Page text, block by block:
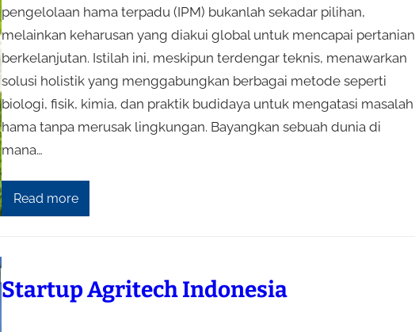
pengelolaan hama terpadu (IPM) bukanlah sekadar pilihan,
melainkan keharusan yang diakui global untuk mencapai pertanian
berkelanjutan. Istilah ini, meskipun terdengar teknis, menawarkan
solusi holistik yang menggabungkan berbagai metode seperti
biologi, fisik, kimia, dan praktik budidaya untuk mengatasi masalah
hama tanpa merusak lingkungan. Bayangkan sebuah dunia di
mana…
Read more
Startup Agritech Indonesia